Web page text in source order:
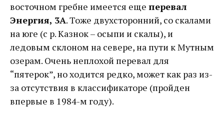
восточном гребне имеется еще перевал
Энергия, 3А. Тоже двухсторонний, со скалами
на юге (с р. Казнок – осыпи и скалы), и
ледовым склоном на севере, на пути к Мутным
озерам. Очень неплохой перевал для
“пятерок”, но ходится редко, может как раз из-
за отсутствия в классификаторе (пройден
впервые в 1984-м году).